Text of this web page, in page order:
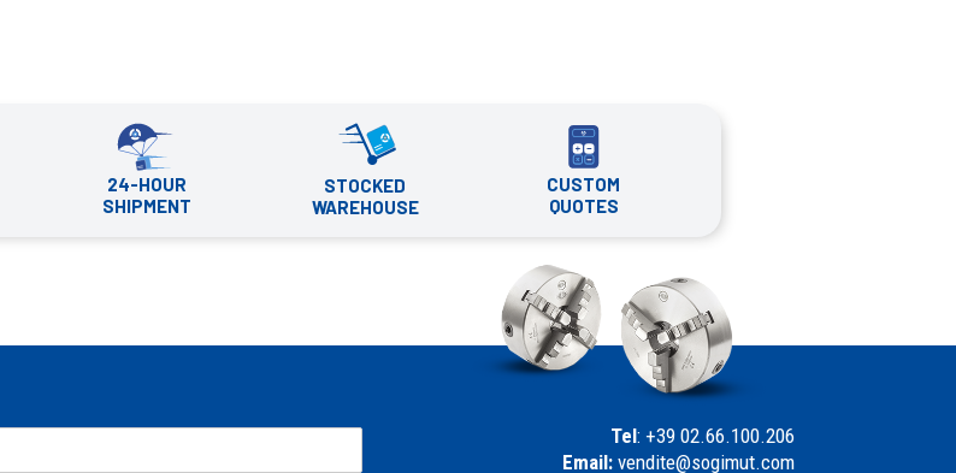
24-HOUR
SHIPMENT
STOCKED
WAREHOUSE
CUSTOM
QUOTES
Tel: +39 02.66.100.206
Email:vendite@sogimut.com